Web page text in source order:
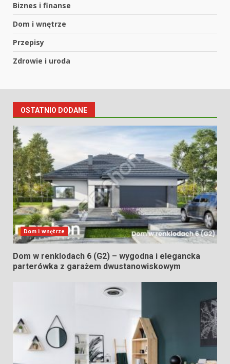
Biznes i finanse
Dom i wnętrze
Przepisy
Zdrowie i uroda
OSTATNIO DODANE
Dom i wnętrze
Dom w renklodach 6 (G2) – wygodna i elegancka
parterówka z garażem dwustanowiskowym